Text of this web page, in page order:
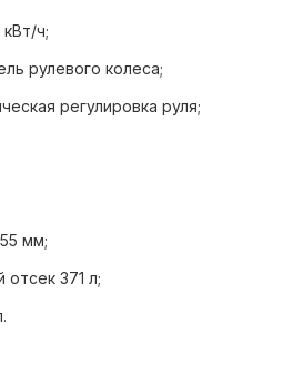
ч;
рулевого колеса;
регулировка руля;
наружная температура
мм;
371 л;